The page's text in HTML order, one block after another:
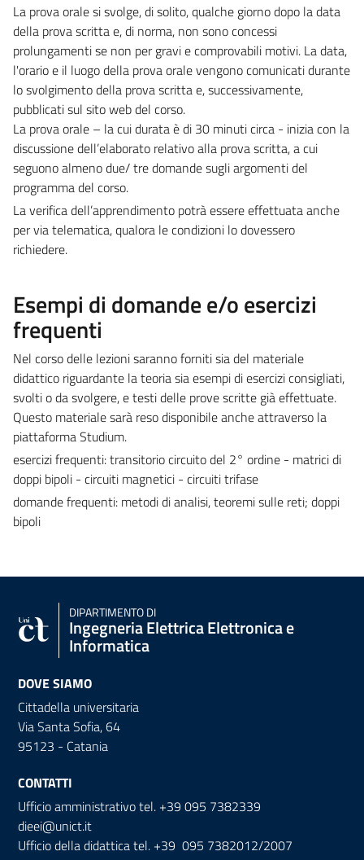
La prova orale si svolge, di solito, qualche giorno dopo la data
della prova scritta e, di norma, non sono concessi
prolungamenti se non per gravi e comprovabili motivi. La data,
l'orario e il luogo della prova orale vengono comunicati durante
lo svolgimento della prova scritta e, successivamente,
pubblicati sul sito web del corso.
La prova orale – la cui durata è di 30 minuti circa - inizia con la
discussione dell’elaborato relativo alla prova scritta, a cui
seguono almeno due/ tre domande sugli argomenti del
programma del corso.
La verifica dell’apprendimento potrà essere effettuata anche
per via telematica, qualora le condizioni lo dovessero
richiedere.
Esempi di domande e/o esercizi
frequenti
Nel corso delle lezioni saranno forniti sia del materiale
didattico riguardante la teoria sia esempi di esercizi consigliati,
svolti o da svolgere, e testi delle prove scritte già effettuate.
Questo materiale sarà reso disponibile anche attraverso la
piattaforma Studium.
esercizi frequenti: transitorio circuito del 2° ordine - matrici di
doppi bipoli - circuiti magnetici - circuiti trifase
domande frequenti: metodi di analisi, teoremi sulle reti; doppi
bipoli
DIPARTIMENTO DI
Ingegneria Elettrica Elettronica e
Informatica
DOVE SIAMO
Cittadella universitaria
Via Santa Sofia, 64
95123 - Catania
CONTATTI
Ufficio amministrativo tel. +39 095 7382339
dieei@unict.it
Ufficio della didattica tel. +39 095 7382012/2007